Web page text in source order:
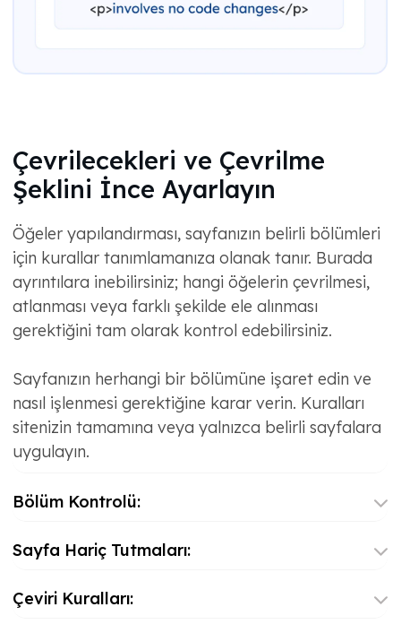
Çevrilecekleri ve Çevrilme
Şeklini İnce Ayarlayın
Öğeler yapılandırması, sayfanızın belirli bölümleri
için kurallar tanımlamanıza olanak tanır. Burada
ayrıntılara inebilirsiniz; hangi öğelerin çevrilmesi,
atlanması veya farklı şekilde ele alınması
gerektiğini tam olarak kontrol edebilirsiniz.
Sayfanızın herhangi bir bölümüne işaret edin ve
nasıl işlenmesi gerektiğine karar verin. Kuralları
sitenizin tamamına veya yalnızca belirli sayfalara
uygulayın.
Bölüm Kontrolü:
Sayfa Hariç Tutmaları:
Çeviri Kuralları: